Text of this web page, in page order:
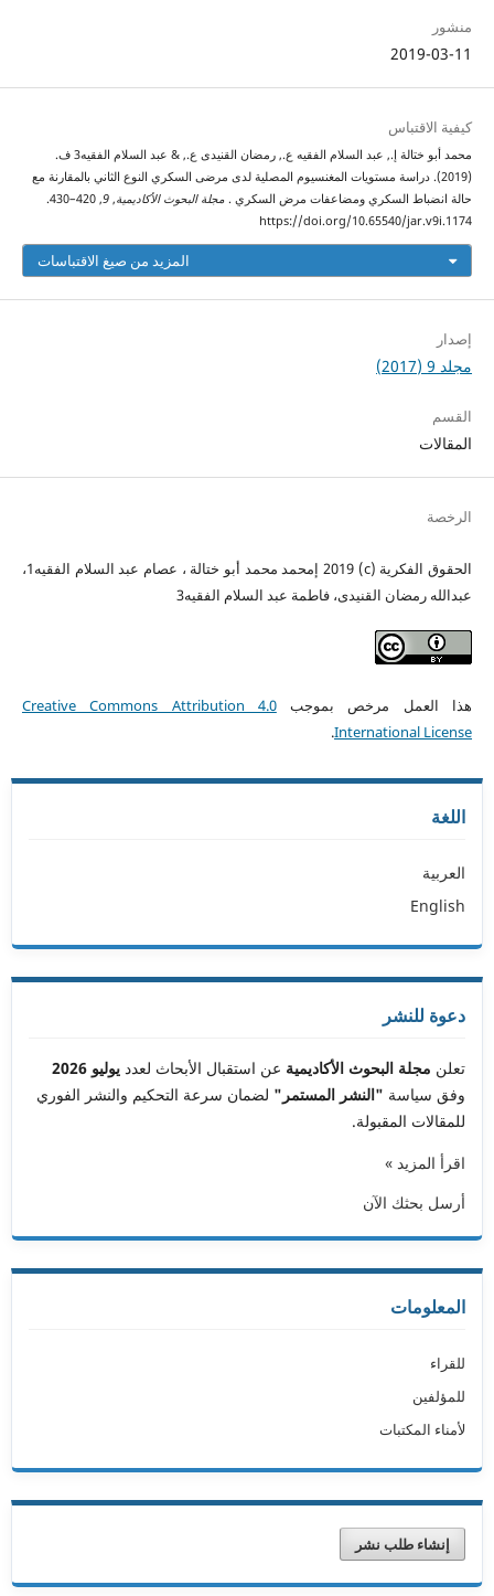
منشور
2019-03-11
كيفية الاقتباس
محمد أبو ختالة إ., عبد السلام الفقيه ع., رمضان القنيدى ع., & عبد السلام الفقيه3 ف.
(2019). دراسة مستويات المغنسيوم المصلية لدى مرضى السكري النوع الثاني بالمقارنة مع
حالة انضباط السكري ومضاعفات مرض السكري . مجلة البحوث الأكاديمية,
9
, 420–430.
https://doi.org/10.65540/jar.v9i.1174
المزيد من صيغ الاقتباسات
إصدار
مجلد 9 (2017)
القسم
المقالات
الرخصة
الحقوق الفكرية (c) 2019 إمحمد محمد أبو ختالة ، عصام عبد السلام الفقيه1،
عبدالله رمضان القنيدى، فاطمة عبد السلام الفقيه3
هذا العمل مرخص بموجبCreative Commons Attribution 4.0
International License
.
اللغة
العربية
English
دعوة للنشر
تعلن مجلة البحوث الأكاديمية عن استقبال الأبحاث لعدد يوليو 2026
وفق سياسة "النشر المستمر" لضمان سرعة التحكيم والنشر الفوري
للمقالات المقبولة.
اقرأ المزيد »
أرسل بحثك الآن
المعلومات
للقراء
للمؤلفين
لأمناء المكتبات
إنشاء طلب نشر